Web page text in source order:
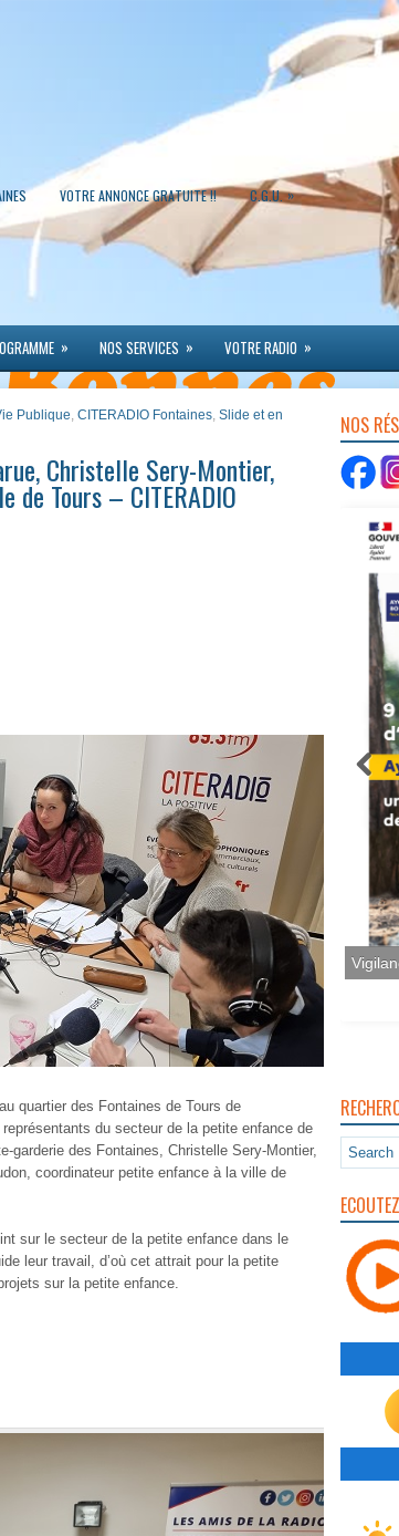
VOTRE ANNONCE GRATUITE !! C.G.U. »
» NOS SERVICES » VOTRE RADIO »
Publique, CITERADIO Fontaines, Slide et en
Christelle Sery-Montier,
Tours – CITERADIO
quartier des Fontaines de Tours de
du secteur de la petite enfance de
garderie des Fontaines, Christelle Sery-Montier,
coordinateur petite enfance à la ville de
sur le secteur de la petite enfance dans le
leur travail, d’où cet attrait pour la petite
sur la petite enfance.
NOS